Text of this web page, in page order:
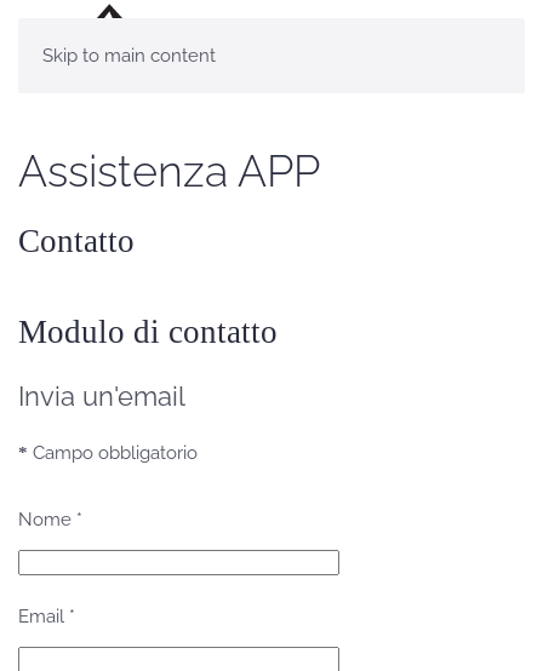
Skip to main content
Assistenza APP
Contatto
Modulo di contatto
Invia un'email
* Campo obbligatorio
Nome *
Email *